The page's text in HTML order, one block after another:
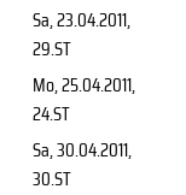
Sa, 23.04.2011,
29.ST
Mo, 25.04.2011,
24.ST
Sa, 30.04.2011,
30.ST